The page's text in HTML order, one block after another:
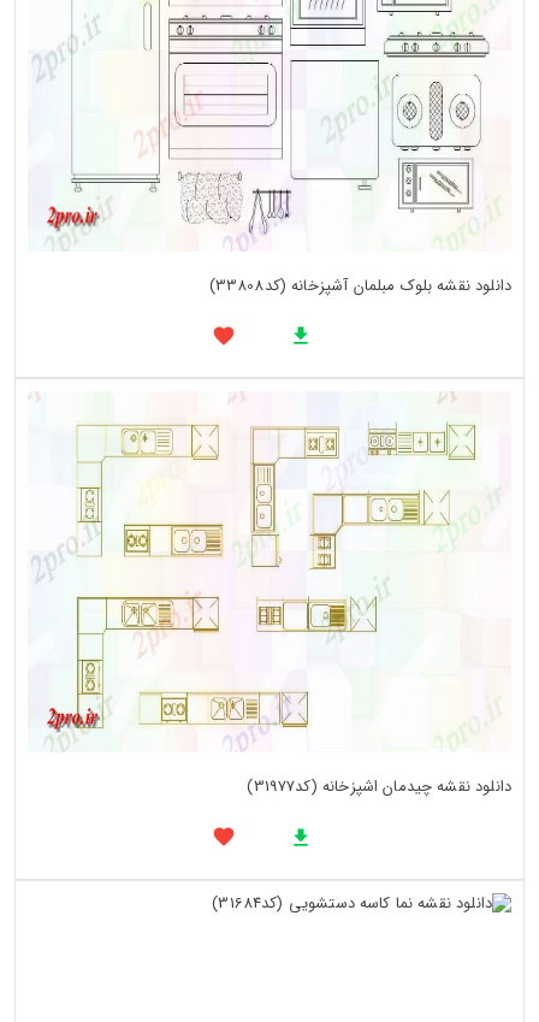
دانلود نقشه بلوک مبلمان آشپزخانه (کد33808)
دانلود نقشه چیدمان اشپزخانه (کد31977)